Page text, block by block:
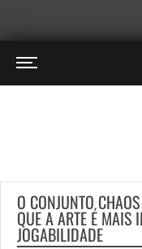
O CONJUNTO
QUE A ARTE É MAIS
JOGABILIDADE